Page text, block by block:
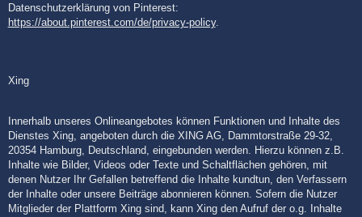
Datenschutzerklärung von Pinterest:
https://about.pinterest.com/de/privacy-policy.
Xing
Innerhalb unseres Onlineangebotes können Funktionen und Inhalte des
Dienstes Xing, angeboten durch die XING AG, Dammtorstraße 29-32,
20354 Hamburg, Deutschland, eingebunden werden. Hierzu können z.B.
Inhalte wie Bilder, Videos oder Texte und Schaltflächen gehören, mit
denen Nutzer Ihr Gefallen betreffend die Inhalte kundtun, den Verfassern
der Inhalte oder unsere Beiträge abonnieren können. Sofern die Nutzer
Mitglieder der Plattform Xing sind, kann Xing den Aufruf der o.g. Inhalte